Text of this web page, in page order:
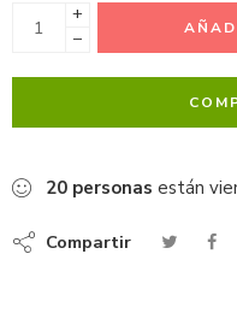
+
−
20 personas están
Compartir